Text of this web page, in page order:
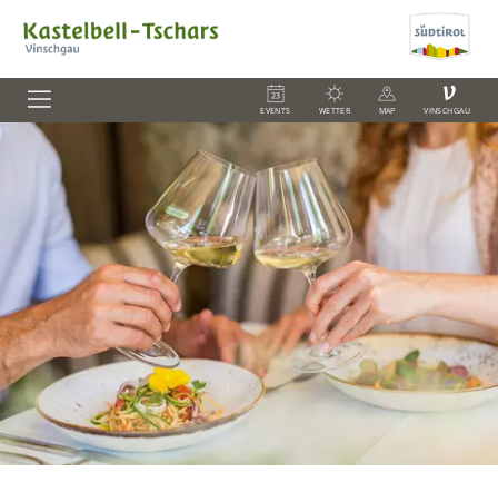
EVENTS WETTER MAP
V
VINSCHGAU